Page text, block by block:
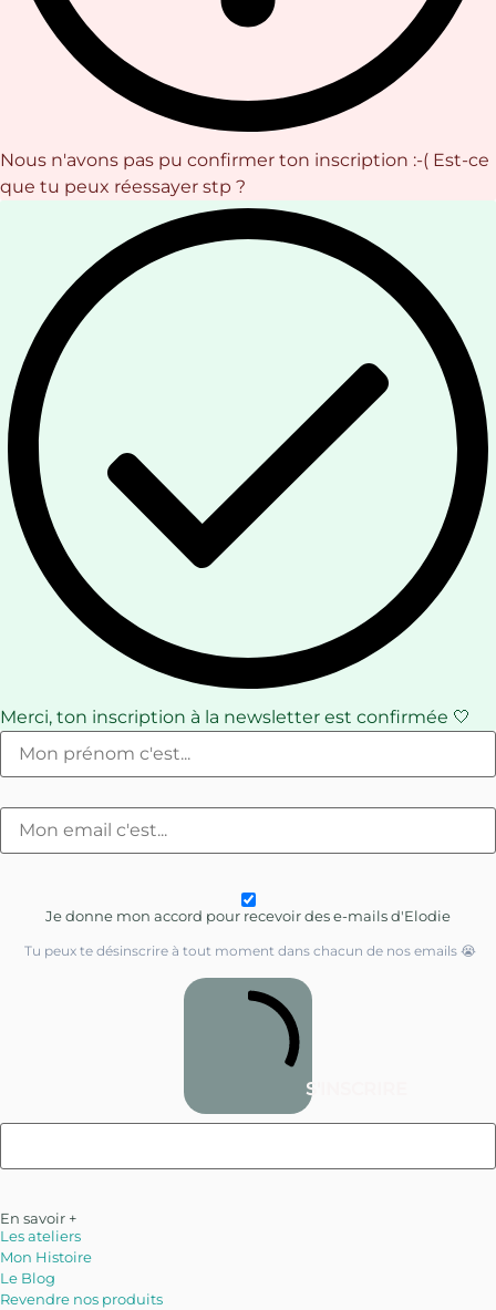
Nous n'avons pas pu confirmer ton inscription :-( Est-ce
que tu peux réessayer stp ?
Merci, ton inscription à la newsletter est confirmée 🤍
Je donne mon accord pour recevoir des e-mails d'Elodie
Tu peux te désinscrire à tout moment dans chacun de nos emails 😭
S'INSCRIRE
En savoir +
Les ateliers
Mon Histoire
Le Blog
Revendre nos produits